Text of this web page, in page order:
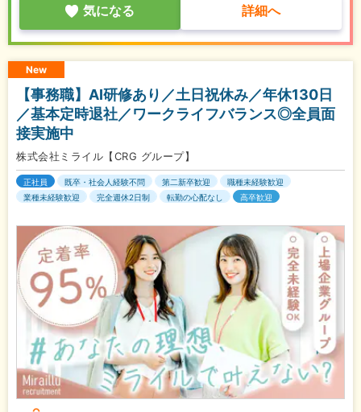
気になる 詳細へ
New
【事務職】AI研修あり／土日祝休み／年休130日
／基本定時退社／ワークライフバランス◎全員面
接実施中
株式会社ミライル【CRG グループ】
正社員 既卒・社会人経験不問 第二新卒歓迎
職種未経験歓迎
業種未経験歓迎
完全週休2日制 転勤の心配なし 高卒歓迎